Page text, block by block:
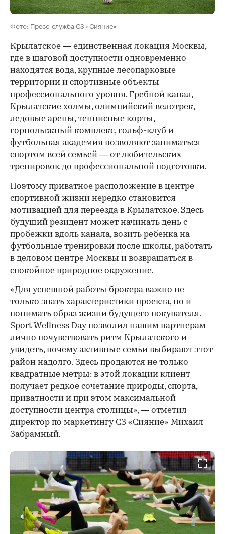
Фото: Пресс-служба СЗ «Сияние»
Крылатское — единственная локация Москвы,
где в шаговой доступности одновременно
находятся вода, крупные лесопарковые
территории и спортивные объекты
профессионального уровня. Гребной канал,
Крылатские холмы, олимпийский велотрек,
ледовые арены, теннисные корты,
горнолыжный комплекс, гольф-клуб и
футбольная академия позволяют заниматься
спортом всей семьей — от любительских
тренировок до профессиональной подготовки.
Поэтому приватное расположение в центре
спортивной жизни нередко становится
мотивацией для переезда в Крылатское. Здесь
будущий резидент может начинать день с
пробежки вдоль канала, возить ребенка на
футбольные тренировки после школы, работать
в деловом центре Москвы и возвращаться в
спокойное природное окружение.
«Для успешной работы брокера важно не
только знать характеристики проекта, но и
понимать образ жизни будущего покупателя.
Sport Wellness Day позволил нашим партнерам
лично почувствовать ритм Крылатского и
увидеть, почему активные семьи выбирают этот
район надолго. Здесь продаются не только
квадратные метры: в этой локации клиент
получает редкое сочетание природы, спорта,
приватности и при этом максимальной
доступности центра столицы», — отметил
директор по маркетингу СЗ «Сияние» Михаил
Забрамный.